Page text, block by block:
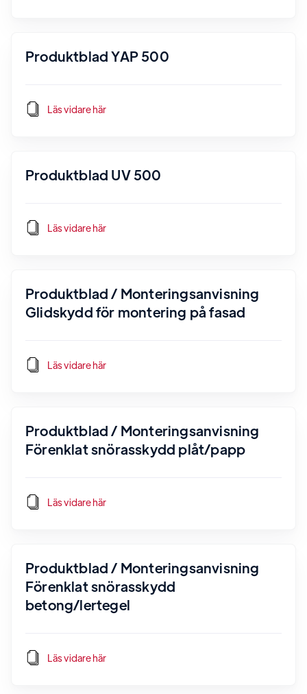
Produktblad YAP 500
Läs vidare här
Produktblad UV 500
Läs vidare här
Produktblad / Monteringsanvisning
Glidskydd för montering på fasad
Läs vidare här
Produktblad / Monteringsanvisning
Förenklat snörasskydd plåt/papp
Läs vidare här
Produktblad / Monteringsanvisning
Förenklat snörasskydd
betong/lertegel
Läs vidare här